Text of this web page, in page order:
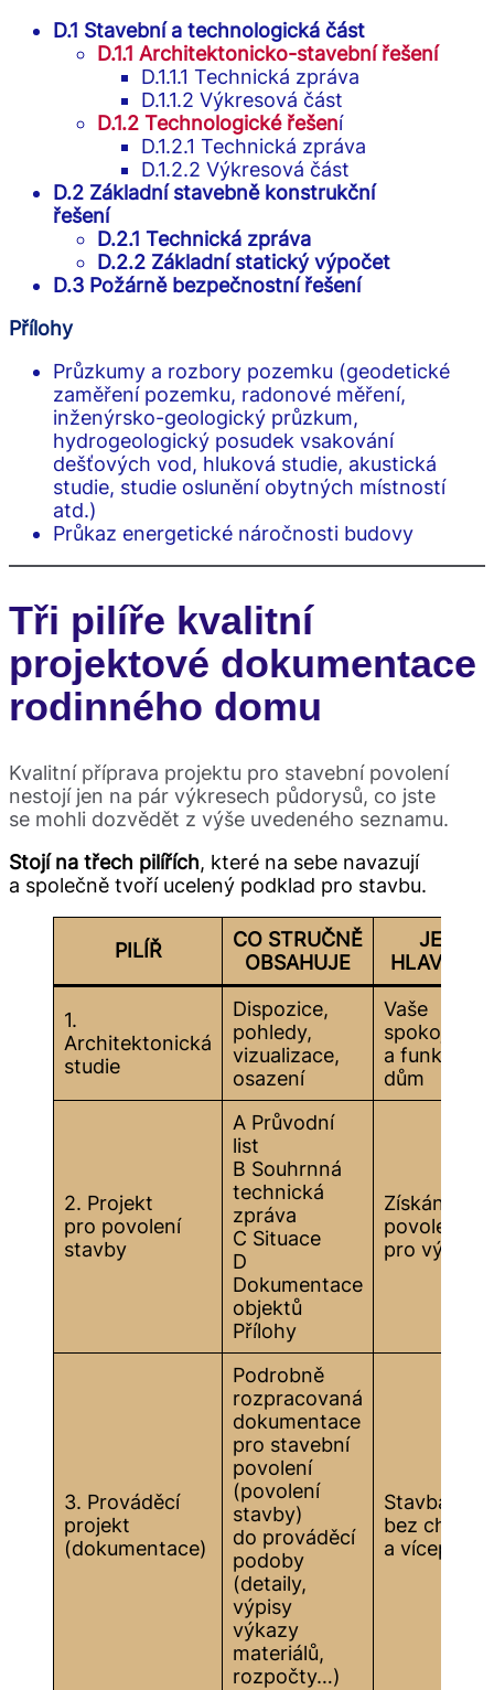
D.1 Stavební a technologická část
D.1.1 Architektonicko-stavební řešení
D.1.1.1 Technická zpráva
D.1.1.2 Výkresová část
D.1.2 Technologické řešení
D.1.2.1 Technická zpráva
D.1.2.2 Výkresová část
D.2 Základní stavebně konstrukční
řešení
D.2.1 Technická zpráva
D.2.2 Základní statický výpočet
D.3 Požárně bezpečnostní řešení
Přílohy
Průzkumy a rozbory pozemku (geodetické
zaměření pozemku, radonové měření,
inženýrsko-geologický průzkum,
hydrogeologický posudek vsakování
dešťových vod, hluková studie, akustická
studie, studie oslunění obytných místností
atd.)
Průkaz energetické náročnosti budovy
Tři pilíře kvalitní
projektové dokumentace
rodinného domu
Kvalitní příprava projektu pro stavební povolení
nestojí jen na pár výkresech půdorysů, co jste
se mohli dozvědět z výše uvedeného seznamu.
Stojí na třech pilířích, které na sebe navazují
a společně tvoří ucelený podklad pro stavbu.
PILÍŘ
CO STRUČNĚ
OBSAHUJE
JEHO
HLAVNÍ
1.
Architektonická
studie
Dispozice,
pohledy,
vizualizace,
osazení
Vaše
a funkční
dům
2. Projekt
pro povolení
stavby
A Průvodní
list
B Souhrnná
technická
zpráva
C Situace
D
Dokumentace
objektů
Přílohy
Získání
povolení
pro
3. Prováděcí
projekt
(dokumentace)
Podrobně
rozpracovaná
dokumentace
pro stavební
povolení
(povolení
stavby)
do prováděcí
podoby
(detaily,
výpisy
výkazy
materiálů,
rozpočty…)
Stavba
bez chyb
a víceprací